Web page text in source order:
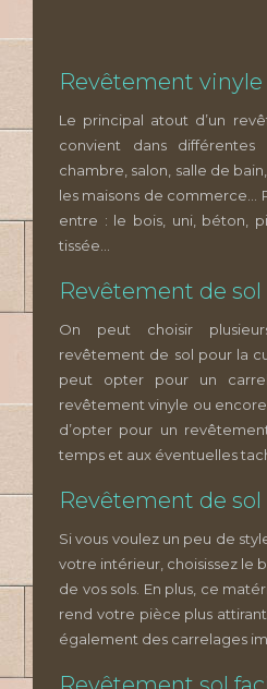
Revêtement
Le principal atout d’un
convient dans
chambre, salon, salle de
les maisons de commerce…
entre : le bois, uni, béton,
tissée…
Revêtement de
On peut choisir
revêtement de sol pour la
peut opter pour un
revêtement vinyle ou
d’opter pour un
temps et aux éventuelles
Revêtement de sol
Si vous voulez un peu de
votre intérieur, choisissez le
de vos sols. En plus, ce
rend votre pièce plus
également des carrelages